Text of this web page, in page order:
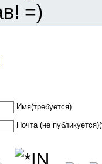
Имя(требуется)
Почта (не